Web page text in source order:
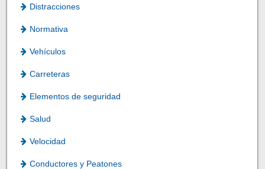
Distracciones
Normativa
Vehículos
Carreteras
Elementos de seguridad
Salud
Velocidad
Conductores y Peatones